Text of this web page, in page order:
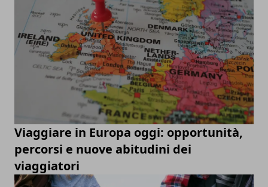
Viaggiare in Europa oggi: opportunità,
percorsi e nuove abitudini dei
viaggiatori